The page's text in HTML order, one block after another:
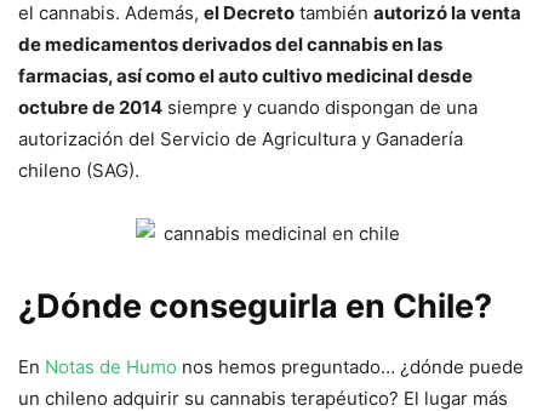
el cannabis. Además, el Decreto también autorizó la venta
de medicamentos derivados del cannabis en las
farmacias, así como el auto cultivo medicinal desde
octubre de 2014 siempre y cuando dispongan de una
autorización del Servicio de Agricultura y Ganadería
chileno (SAG).
¿Dónde conseguirla en Chile?
En Notas de Humo nos hemos preguntado… ¿dónde puede
un chileno adquirir su cannabis terapéutico? El lugar más